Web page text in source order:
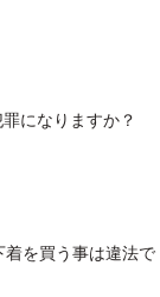
になりますか？
を買う事は違法で